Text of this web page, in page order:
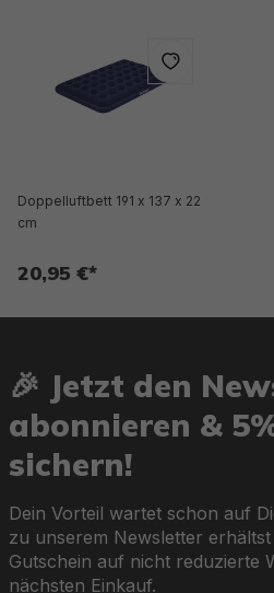
Doppelluftbett 191 x 137 x 22
cm
20,95 €*
🎉 Jetzt den
abonnieren &
sichern!
Dein Vorteil wartet schon auf
zu unserem Newsletter
Gutschein auf nicht reduzierte
nächsten Einkauf.